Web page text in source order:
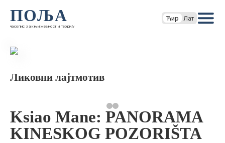
ПОЉА
часопис за књижевност и теорију
Ћир Лат
Ликовни лајтмотив
Ksiao Mane: PANORAMA
KINESKOG POZORIŠTA